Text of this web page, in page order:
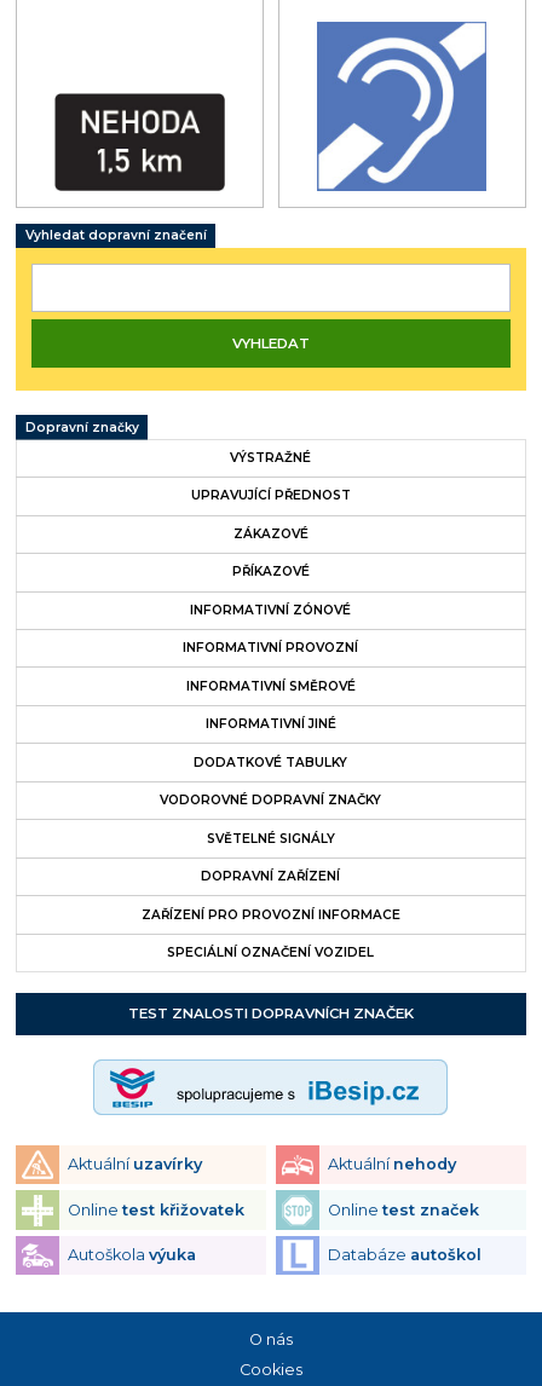
Vyhledat dopravní značení
Dopravní značky
VÝSTRAŽNÉ
UPRAVUJÍCÍ PŘEDNOST
ZÁKAZOVÉ
PŘÍKAZOVÉ
INFORMATIVNÍ ZÓNOVÉ
INFORMATIVNÍ PROVOZNÍ
INFORMATIVNÍ SMĚROVÉ
INFORMATIVNÍ JINÉ
DODATKOVÉ TABULKY
VODOROVNÉ DOPRAVNÍ ZNAČKY
SVĚTELNÉ SIGNÁLY
DOPRAVNÍ ZAŘÍZENÍ
ZAŘÍZENÍ PRO PROVOZNÍ INFORMACE
SPECIÁLNÍ OZNAČENÍ VOZIDEL
TEST ZNALOSTI DOPRAVNÍCH ZNAČEK
Aktuální uzavírky Aktuální nehody
Onlinetest křižovatek Onlinetest značek
Autoškola výuka Databáze autoškol
O nás
Cookies